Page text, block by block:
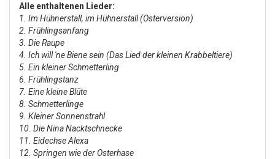
Alle enthaltenen Lieder:
1. Im Hühnerstall, im Hühnerstall (Osterversion)
2. Frühlingsanfang
3. Die Raupe
4. Ich will 'ne Biene sein (Das Lied der kleinen Krabbeltiere)
5. Ein kleiner Schmetterling
6. Frühlingstanz
7. Eine kleine Blüte
8. Schmetterlinge
9. Kleiner Sonnenstrahl
10. Die Nina Nacktschnecke
11. Eidechse Alexa
12. Springen wie der Osterhase